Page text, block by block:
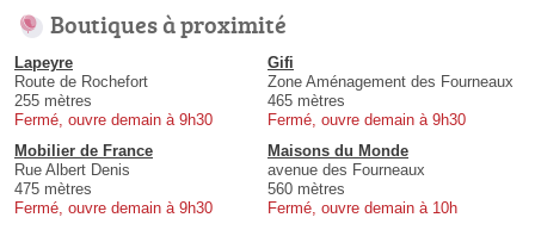
Boutiques à proximité
Lapeyre
Route de Rochefort
255 mètres
Fermé, ouvre demain à 9h30
Gifi
Zone Aménagement des Fourneaux
465 mètres
Fermé, ouvre demain à 9h30
Mobilier de France
Rue Albert Denis
475 mètres
Fermé, ouvre demain à 9h30
Maisons du Monde
avenue des Fourneaux
560 mètres
Fermé, ouvre demain à 10h